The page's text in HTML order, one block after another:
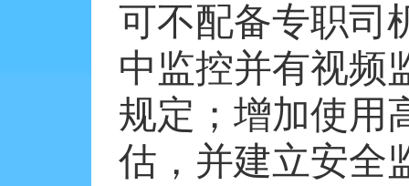
可不配备专职司
中监控并有视频
规定；增加使用
估，并建立安全